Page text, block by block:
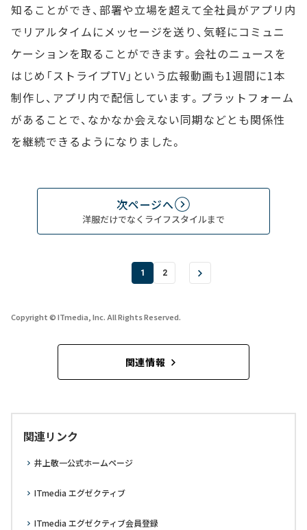
知ることができ、部署や立場を超えて全社員がアプリ内
でリアルタイムにメッセージを送り、気軽にコミュニ
ケーションを取ることができます。会社のニュースを
はじめ「ストライプTV」という広報動画も1週間に1本
制作し、アプリ内で配信しています。プラットフォーム
があることで、なかなか会えない同期などとも関係性
を継続できるようになりました。
次ページへ
洋服だけでなくライフスタイルまで
1 2
Copyright © ITmedia, Inc. All Rights Reserved.
関連情報
関連リンク
井上敬一公式ホームページ
ITmedia エグゼクティブ
ITmedia エグゼクティブ会員登録